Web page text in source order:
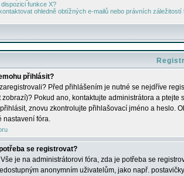
funkce X?
ohledně obtížných e-mailů nebo právních záležitostí
přihlásit?
Před přihlášením je nutné se nejdříve
zobrazí)? Pokud ano, kontaktujte administrátora a
znovu zkontrolujte přihlašovací jméno a heslo.
nastavení fóra.
se registrovat?
je na administrátorovi fóra, zda je potřeba se
anonymním uživatelům, jako např.